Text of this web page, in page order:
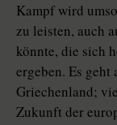
Kampf wird
zu leisten, auch
könnte, die sich
ergeben. Es
Griechenland;
Zukunft der